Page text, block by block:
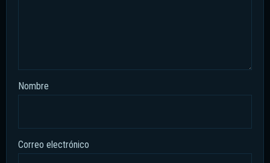
Nombre
Correo electrónico